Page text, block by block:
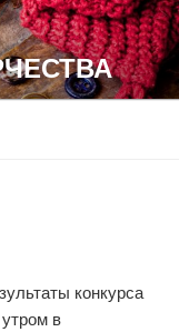
конкурса
в